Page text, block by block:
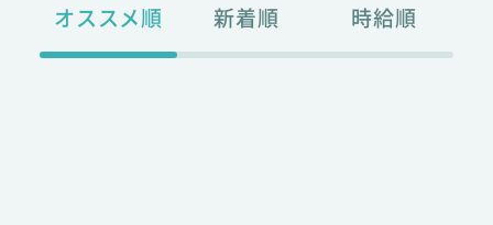
オススメ順 新着順 時給順